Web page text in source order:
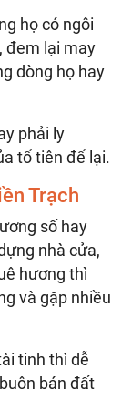
họ có ngôi
đem lại may
dòng họ hay
phải ly
tổ tiên để lại.
Trạch
số hay
nhà cửa,
hương thì
và gặp nhiều
tinh thì dễ
bán đất